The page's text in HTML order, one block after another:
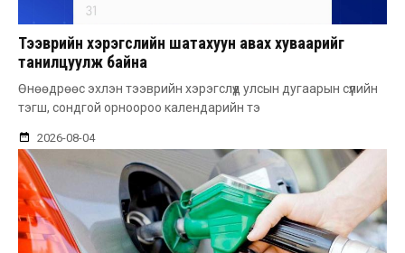
Тээврийн хэрэгслийн шатахуун авах хуваарийг
танилцуулж байна
Өнөөдрөөс эхлэн тээврийн хэрэгслүүд улсын дугаарын сүүлийн
тэгш, сондгой орноороо календарийн тэ
2026-08-04